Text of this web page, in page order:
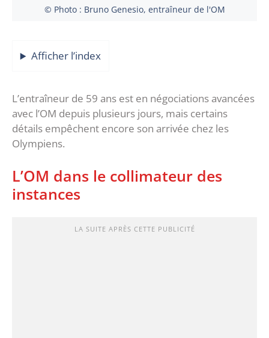
© Photo : Bruno Genesio, entraîneur de l'OM
Afficher l’index
L’entraîneur de 59 ans est en négociations avancées
avec l’OM depuis plusieurs jours, mais certains
détails empêchent encore son arrivée chez les
Olympiens.
L’OM dans le collimateur des
instances
LA SUITE APRÈS CETTE PUBLICITÉ